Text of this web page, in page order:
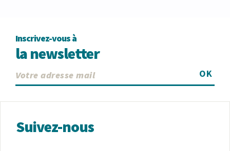
Inscrivez-vous à
la newsletter
OK
Suivez-nous